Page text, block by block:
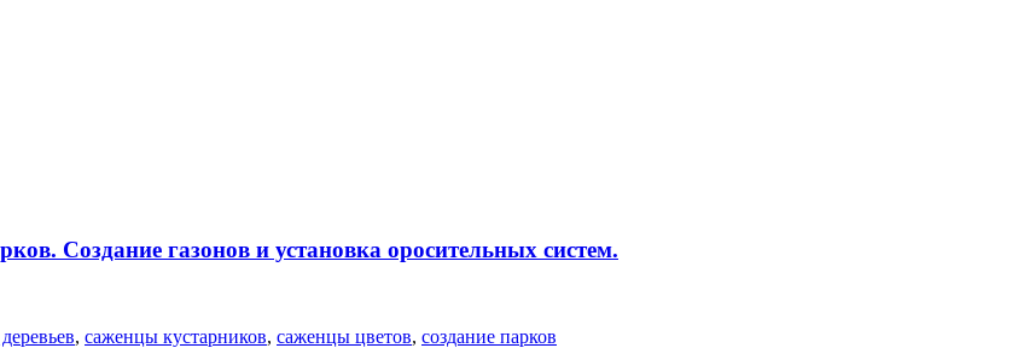
Создание газонов и установка оросительных систем.
, саженцы кустарников, саженцы цветов, создание парков